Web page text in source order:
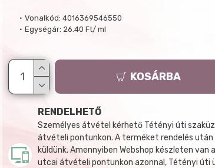
Vonalkód: 4016369546550
Egységár: 26.40 Ft/ ml
KOSÁRBA
RENDELHETŐ
Személyes átvétel kérhető Tétényi úti
átvételi pontunkon. A terméket rendelés
küldünk. Amennyiben Webshop készleten
utcai átvételi pontunkon azonnal, Tétényi úti